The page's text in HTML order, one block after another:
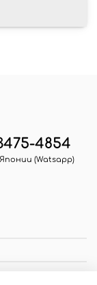
4854
(Watsapp)